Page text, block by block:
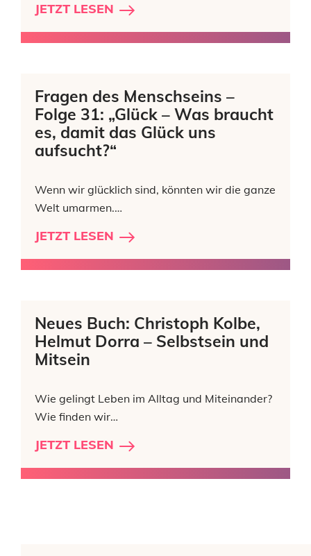
JETZT LESEN
Fragen des Menschseins –
Folge 31: „Glück – Was braucht
es, damit das Glück uns
aufsucht?“
Wenn wir glücklich sind, könnten wir die ganze
Welt umarmen.…
JETZT LESEN
Neues Buch: Christoph Kolbe,
Helmut Dorra – Selbstsein und
Mitsein
Wie gelingt Leben im Alltag und Miteinander?
Wie finden wir…
JETZT LESEN